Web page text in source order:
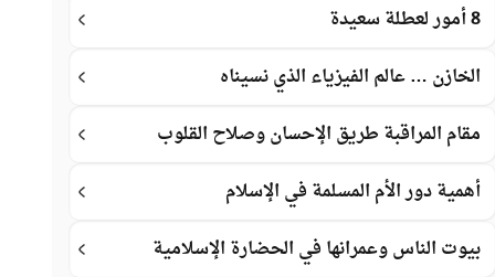
8 أمور لعطلة سعيدة
الخازن … عالم الفيزياء الذي نسيناه
مقام المراقبة طريق الإحسان وصلاح القلوب
أهمية دور الأم المسلمة في الإسلام
بيوت الناس وعمرانها في الحضارة الإسلامية